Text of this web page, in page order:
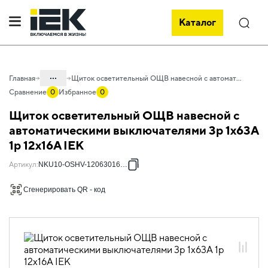
Каталог Поиск
Главная ...
50.05 Щитки осветительные
50.05.01 НКУ Щитки осветительные
Щиток осветительный ОЩВ навесной с автоматическими выключателями 3p 1х63А 1p 12х16А IEK
Сравнение 0 Избранное 0
Щиток осветительный ОЩВ навесной с
автоматическими выключателями 3p 1х63А
1p 12х16А IEK
Артикул: NKU10-OSHV-12063016-01
Сгенерировать QR - код